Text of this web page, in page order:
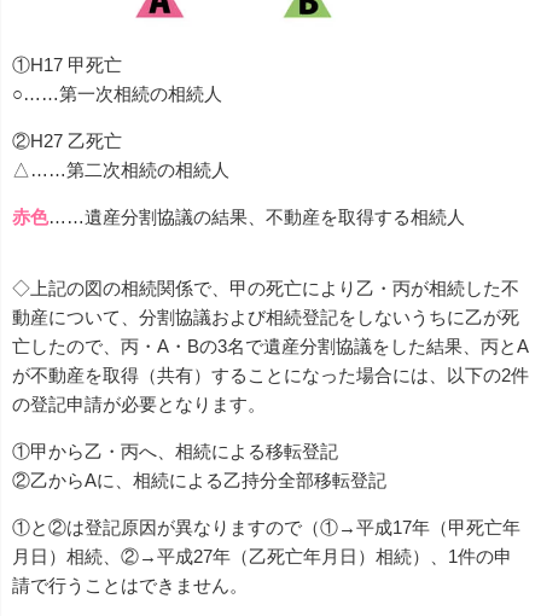
①H17 甲死亡
○……第一次相続の相続人
②H27 乙死亡
△……第二次相続の相続人
赤色……遺産分割協議の結果、不動産を取得する相続人
◇上記の図の相続関係で、甲の死亡により乙・丙が相続した不
動産について、分割協議および相続登記をしないうちに乙が死
亡したので、丙・A・Bの3名で遺産分割協議をした結果、丙とA
が不動産を取得（共有）することになった場合には、以下の2件
の登記申請が必要となります。
①甲から乙・丙へ、相続による移転登記
②乙からAに、相続による乙持分全部移転登記
①と②は登記原因が異なりますので（①→平成17年（甲死亡年
月日）相続、②→平成27年（乙死亡年月日）相続）、1件の申
請で行うことはできません。